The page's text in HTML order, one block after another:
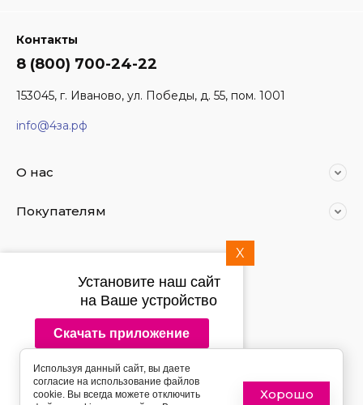
Контакты
8 (800) 700-24-22
153045, г. Иваново, ул. Победы, д. 55, пом. 1001
info@4за.рф
О нас
Покупателям
2014 - 2026 4за.рф
X
Установите наш сайт
на Ваше устройство
Скачать приложение
Подпишитесь на рассылку
push-уведомлений
Используя данный сайт, вы даете
согласие на использование файлов
cookie. Вы всегда можете отключить
Хорошо